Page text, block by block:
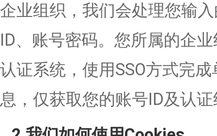
企业组织，我们会处理您输
ID、账号密码。您所属的企
认证系统，使用SSO方式完
息，仅获取您的账号ID及认